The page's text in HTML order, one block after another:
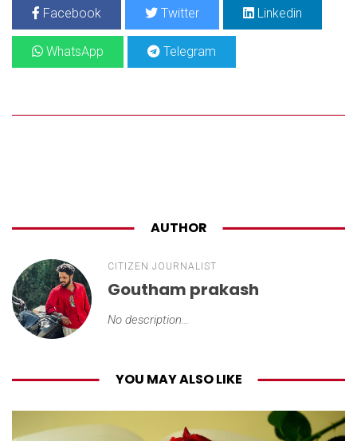
Facebook Twitter Linkedin
WhatsApp Telegram
AUTHOR
CITIZEN JOURNALIST
Goutham prakash
No description...
YOU MAY ALSO LIKE